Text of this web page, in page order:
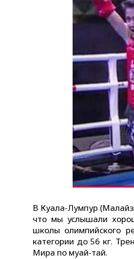
В Куала-Лумпур
что мы услышали
школы олимпийского
категории до 56 кг.
Мира по муай-тай.